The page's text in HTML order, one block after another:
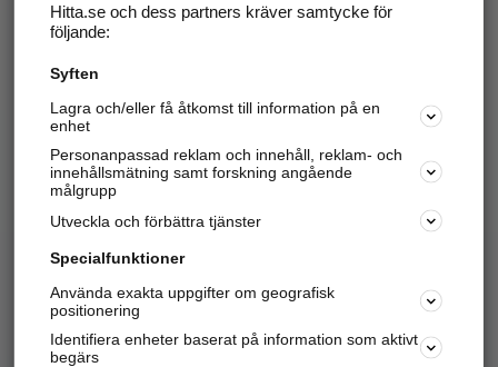
Hitta.se - Gratis nummerupplysning.
Sök företag, personer och platser.
Hitta telefonnummer, adresser, företagsinfo mm.
Marknadsför företaget
Kom igång och annonsera mot
samarbetspartners nära dig.
Hitta.se och dess partners kräver samtycke för
följande:
Syften
Lagra och/eller få åtkomst till information på en
enhet
Personanpassad reklam och innehåll, reklam- och
innehållsmätning samt forskning angående
målgrupp
Utveckla och förbättra tjänster
Specialfunktioner
Använda exakta uppgifter om geografisk
positionering
Identifiera enheter baserat på information som aktivt
begärs